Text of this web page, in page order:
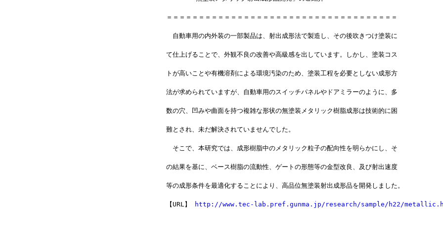
＝＝＝＝＝＝＝＝＝＝＝＝＝＝＝＝＝＝＝＝＝＝＝＝＝＝＝＝＝＝＝＝＝＝＝＝
自動車用の内外装の一部製品は、射出成形法で製造し、その後吹きつけ塗装に
て仕上げることで、外観不良の改善や高級感を出しています。しかし、塗装コス
トが高いことや有機溶剤による環境汚染のため、塗装工程を必要としない成形方
法が求められていますが、自動車用のスイッチパネルやドアミラーのように、多
数の穴、凹みや曲面を持つ複雑な形状の無塗装メタリック樹脂成形は技術的に困
難とされ、未だ解決されていませんでした。
そこで、本研究では、成形樹脂中のメタリック粒子の配向性を明らかにし、そ
の結果を基に、ベース樹脂の流動性、ゲートの形態等の金型改良、及び射出速度
等の成形条件を最適化することにより、高品位無塗装射出成形品を開発しました。
【URL】 http://www.tec-lab.pref.gunma.jp/research/sample/h22/